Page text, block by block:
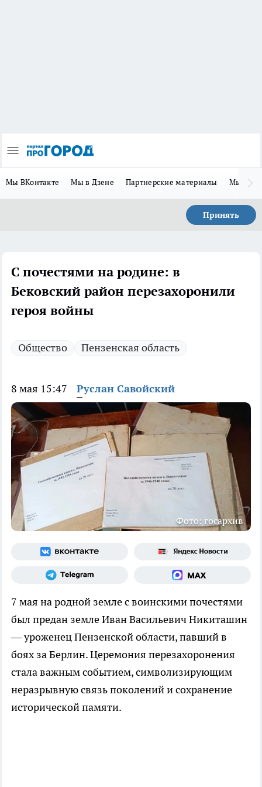
Мы ВКонтакте Мы в Дзене Партнерские материалы Мы в
Принять
С почестями на родине: в
Бековский район перезахоронили
героя войны
Общество Пензенская область
8 мая 15:47 Руслан Савойский
Фото: госархив
7 мая на родной земле с воинскими почестями
был предан земле Иван Васильевич Никиташин
— уроженец Пензенской области, павший в
боях за Берлин. Церемония перезахоронения
стала важным событием, символизирующим
неразрывную связь поколений и сохранение
исторической памяти.